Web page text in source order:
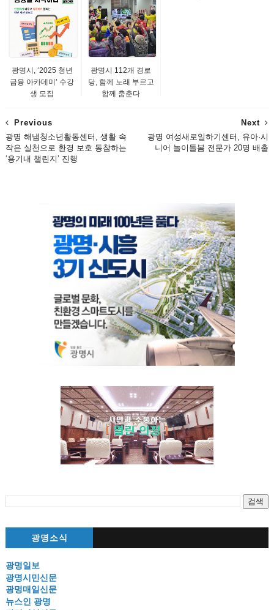
광명시, ‘2025 청년
금융 아카데미’ 수강
생 모집
광명시 112개 경로
당, 함께 노래 부르고
함께 춤춘다
Next
광명 여성새로일하기센터, 유아·시
니어 놀이돌봄 전문가 20명 배출
Previous
광명 해냄청소년활동센터, 생활 속
작은 실천으로 환경 보호 동참하는
‘용기내 챌린지’ 진행
광명소식
광명일보
광명시민신문
광명매일신문
뉴스인 광명